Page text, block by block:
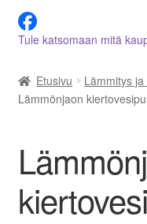
Tietoja meistä
Asiakastilini
Kassalle
Ota yhteyttä
Tule katsomaan mitä
Etusivu Lämmitys
Lämmönjaon